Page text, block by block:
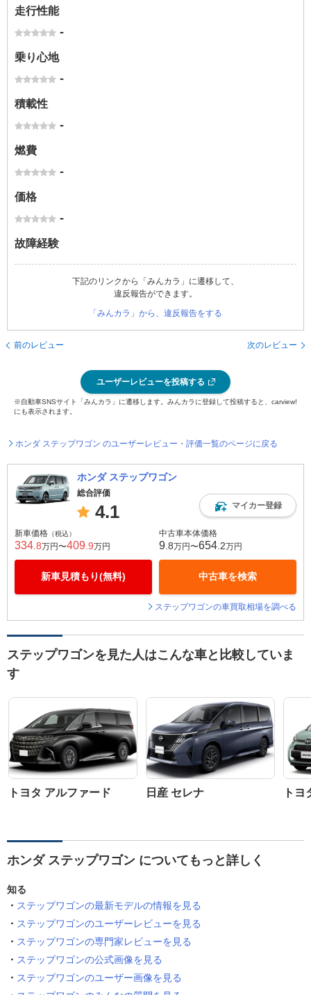
走行性能
-
乗り心地
-
積載性
-
燃費
-
価格
-
故障経験
下記のリンクから「みんカラ」に遷移して、
違反報告ができます。
「みんカラ」から、違反報告をする
前のレビュー 次のレビュー
ユーザーレビューを投稿する
※自動車SNSサイト「みんカラ」に遷移します。みんカラに登録して投稿すると、carview!
にも表示されます。
ホンダ ステップワゴン のユーザーレビュー・評価一覧のページに戻る
ホンダ ステップワゴン
総合評価
4.1 マイカー登録
新車価格 （税込）
334 .8万円〜409 .9万円
新車見積もり(無料)
中古車本体価格
9 .8万円〜654 .2万円
中古車を検索
ステップワゴンの車買取相場を調べる
ステップワゴンを見た人はこんな車と比較していま
す
トヨタ アルファード 日産 セレナ ト
ホンダ ステップワゴン についてもっと詳しく
知る
ステップワゴンの最新モデルの情報を見る
ステップワゴンのユーザーレビューを見る
ステップワゴンの専門家レビューを見る
ステップワゴンの公式画像を見る
ステップワゴンのユーザー画像を見る